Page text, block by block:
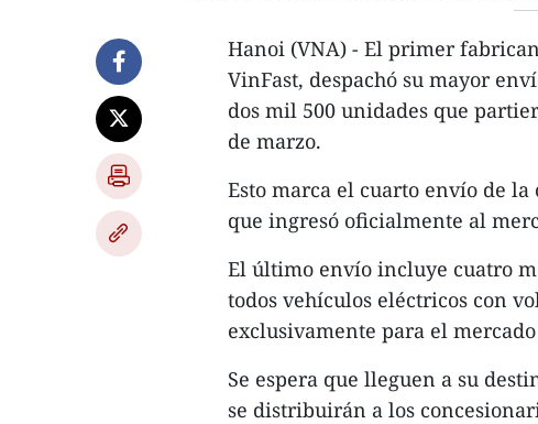
Hanoi (VNA) - El primer
VinFast, despachó su mayor
dos mil 500 unidades que
de marzo.
Esto marca el cuarto envío de
que ingresó oficialmente al
El último envío incluye cuatro
todos vehículos eléctricos con
exclusivamente para el
Se espera que lleguen a su
se distribuirán a los